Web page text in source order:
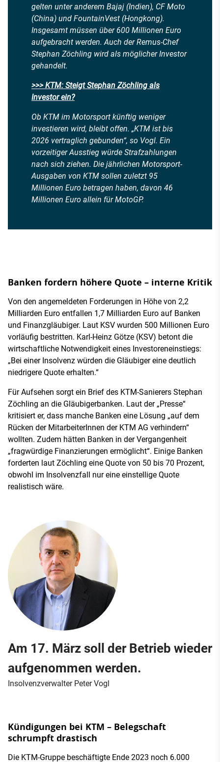
gelten unter anderem Bajaj (Indien), CF Moto
(China) und FountainVest (Hongkong).
Insgesamt müssen über 600 Millionen Euro
aufgebracht werden. Auch der Remus-Chef
Stephan Zöchling wird als möglicher Investor
gehandelt.
>>> KTM: Steigt Stephan Zöchling als
Investor ein?
Ob KTM im Motorsport künftig weniger
investieren wird, bleibt offen. „KTM ist bis
2026 vertraglich gebunden“, so Vogl. Ein
vorzeitiger Ausstieg würde Strafzahlungen
nach sich ziehen. Die jährlichen Motorsport-
Ausgaben von KTM sollen zuletzt 95
Millionen Euro betragen haben, davon 46
Millionen Euro allein für MotoGP.
Banken fordern höhere Quote – interne Kritik
Von den angemeldeten Forderungen in Höhe von 2,2
Milliarden Euro entfallen 1,7 Milliarden Euro auf Banken
und Finanzgläubiger. Laut KSV wurden 500 Millionen Euro
vorläufig bestritten. Karl-Heinz Götze (KSV) betont die
wirtschaftliche Notwendigkeit eines Investoreneinstiegs:
„Bei einer Insolvenz würden die Gläubiger eine deutlich
niedrigere Quote erhalten.“
Für Aufsehen sorgt ein Brief des KTM-Sanierers Stephan
Zöchling an die Gläubigerbanken. Laut der „Presse“
kritisiert er, dass manche Banken eine Lösung „auf dem
Rücken der MitarbeiterInnen der KTM AG verhindern“
wollten. Zudem hätten Banken in der Vergangenheit
„fragwürdige Finanzierungen ermöglicht“. Einige Banken
forderten laut Zöchling eine Quote von 50 bis 70 Prozent,
obwohl im Insolvenzfall nur eine einstellige Quote
realistisch wäre.
Am 17. März soll der Betrieb wieder
aufgenommen werden.
Insolvenzverwalter Peter Vogl
Kündigungen bei KTM – Belegschaft
schrumpft drastisch
Die KTM-Gruppe beschäftigte Ende 2023 noch 6.000